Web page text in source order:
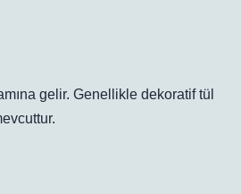
gelir. Genellikle dekoratif tül